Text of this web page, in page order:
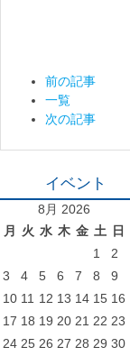
前の記事
一覧
次の記事
イベント
8月 2026
月
火 水 木 金 土
日
1
2
3
4 5 6 7 8
9
10 11 12 13 14 15 16
17 18 19 20 21 22 23
24 25 26 27 28 29 30